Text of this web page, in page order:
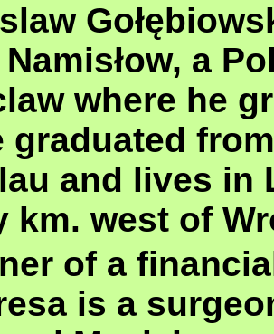
a
where he
graduated
and lives in
km. west of
of a
is a